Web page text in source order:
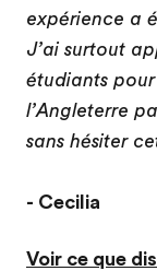
expérience a
J’ai surtout
étudiants
l’Angleterre
sans hésiter
- Cecilia
Voir ce que